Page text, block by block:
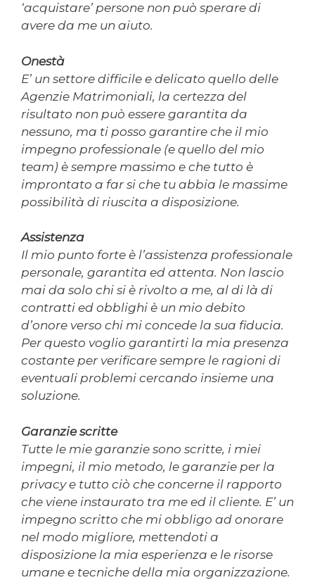
‘acquistare’ persone non può sperare di
avere da me un aiuto.
Onestà
E’ un settore difficile e delicato quello delle
Agenzie Matrimoniali, la certezza del
risultato non può essere garantita da
nessuno, ma ti posso garantire che il mio
impegno professionale (e quello del mio
team) è sempre massimo e che tutto è
improntato a far si che tu abbia le massime
possibilità di riuscita a disposizione.
Assistenza
Il mio punto forte è l’assistenza professionale
personale, garantita ed attenta. Non lascio
mai da solo chi si è rivolto a me, al di là di
contratti ed obblighi è un mio debito
d’onore verso chi mi concede la sua fiducia.
Per questo voglio garantirti la mia presenza
costante per verificare sempre le ragioni di
eventuali problemi cercando insieme una
soluzione.
Garanzie scritte
Tutte le mie garanzie sono scritte, i miei
impegni, il mio metodo, le garanzie per la
privacy e tutto ciò che concerne il rapporto
che viene instaurato tra me ed il cliente. E’ un
impegno scritto che mi obbligo ad onorare
nel modo migliore, mettendoti a
disposizione la mia esperienza e le risorse
umane e tecniche della mia organizzazione.